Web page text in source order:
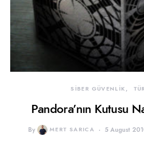
SİBER GÜVENLİK
Pandora’nın Kutusu
By MERT SARICA 5 August